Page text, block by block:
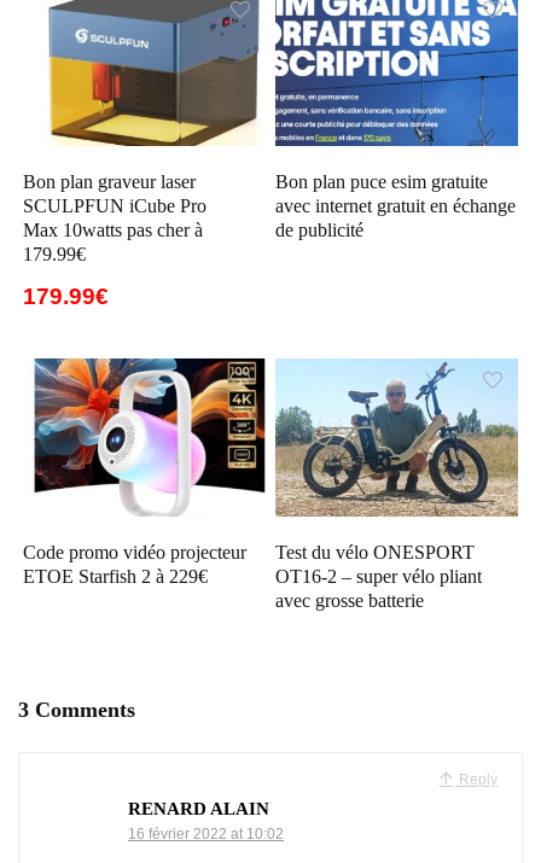
Bon plan graveur laser
SCULPFUN iCube Pro
Max 10watts pas cher à
179.99€
179.99€
Bon plan puce esim gratuite
avec internet gratuit en échange
de publicité
Code promo vidéo projecteur
ETOE Starfish 2 à 229€
Test du vélo ONESPORT
OT16-2 – super vélo pliant
avec grosse batterie
3 Comments
Reply
RENARD ALAIN
16 février 2022 at 10:02